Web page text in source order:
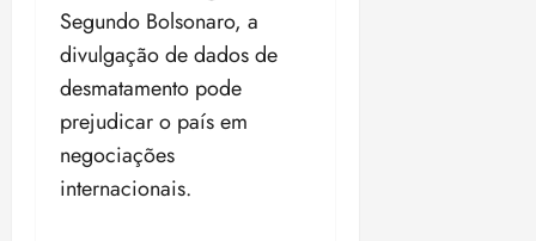
Segundo Bolsonaro, a
divulgação de dados de
desmatamento pode
prejudicar o país em
negociações
internacionais.